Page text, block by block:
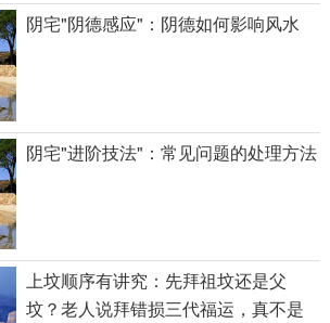
阴宅"阴德感应"：阴德如何影响风水
阴宅"进阶技法"：常见问题的处理方法
上坟顺序有讲究：先拜祖坟还是父
坟？老人说拜错损三代福运，真不是